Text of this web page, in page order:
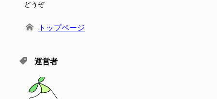
どうぞ
トップページ
運営者